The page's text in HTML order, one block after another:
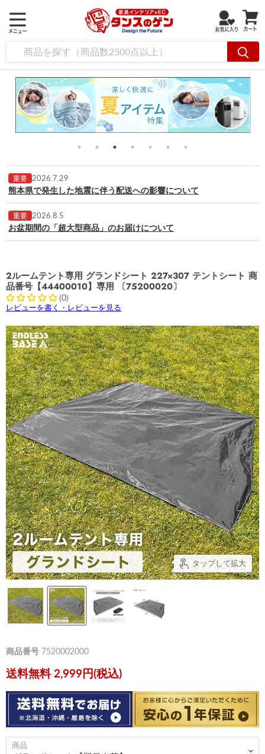
重要 2026.7.29
熊本県で発生した地震に伴う配送への影響について
重要 2026.8.5
お盆期間の「超大型商品」のお届けについて
2ルームテント専用 グランドシート 227×307 テントシート 商
品番号【44400010】専用 〔75200020〕
(0)
レビューを書く・レビューを見る
タップして拡大
商品番号 7520002000
送料無料 2,999円(税込)
商品